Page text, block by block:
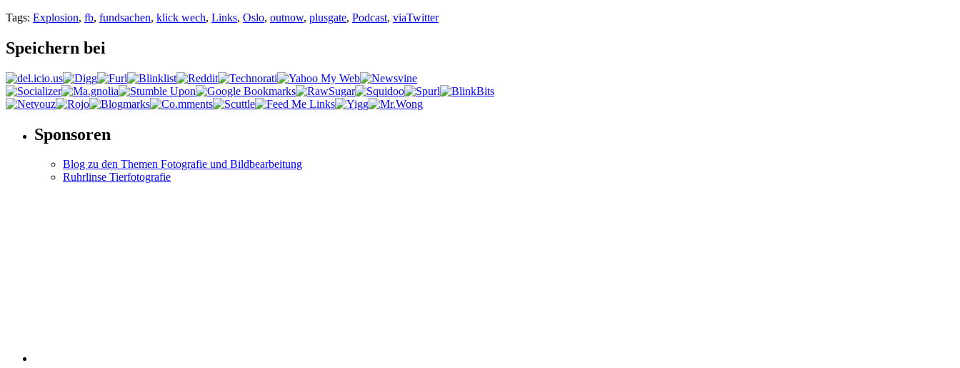
Tags: Explosion, fb, fundsachen, klick wech, Links, Oslo, outnow, plusgate, Podcast, viaTwitter
Speichern bei
Sponsoren
Blog zu den Themen Fotografie und Bildbearbeitung
Ruhrlinse Tierfotografie